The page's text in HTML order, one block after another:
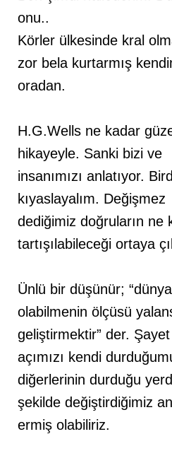
onu..
Körler ülkesinde kral
zor bela kurtarmış
oradan.
H.G.Wells ne kadar
hikayeyle. Sanki bizi ve
insanımızı anlatıyor.
kıyaslayalım. Değişmez
dediğimiz doğruların ne
tartışılabileceği ortaya
Ünlü bir düşünür;
olabilmenin ölçüsü
geliştirmektir” der.
açımızı kendi
diğerlerinin durduğu
şekilde değiştirdiğimiz
ermiş olabiliriz.